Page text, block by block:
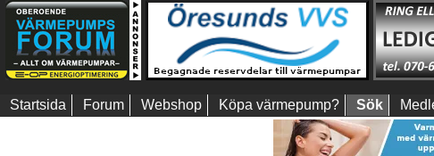
Startsida Forum Webshop Köpa värmepump? Sök